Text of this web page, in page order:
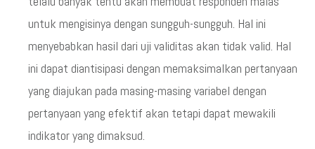
untuk mengisinya dengan sungguh-sungguh. Hal ini
menyebabkan hasil dari uji validitas akan tidak valid. Hal
ini dapat diantisipasi dengan memaksimalkan pertanyaan
yang diajukan pada masing-masing variabel dengan
pertanyaan yang efektif akan tetapi dapat mewakili
indikator yang dimaksud.